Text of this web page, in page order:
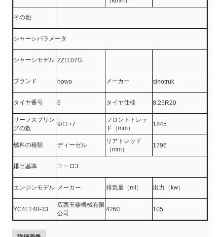
その他
シャーシパラメータ
シャーシモデル ZZ1107G
ブランド howo メーカー sinotruk
タイヤ番号 6 タイヤ仕様 8.25R20
リーフスプリン
グの数
9/11+7
フロントトレッ
ド（mm）
1845
燃料の種類 ディーゼル
リアトレッド
（mm）
1796
排出基準 ユーロ3
エンジンモデル メーカー 排気量（ml） 出力（kw）
YC4E140-33
広西玉柴機械有限
公司
4260 105